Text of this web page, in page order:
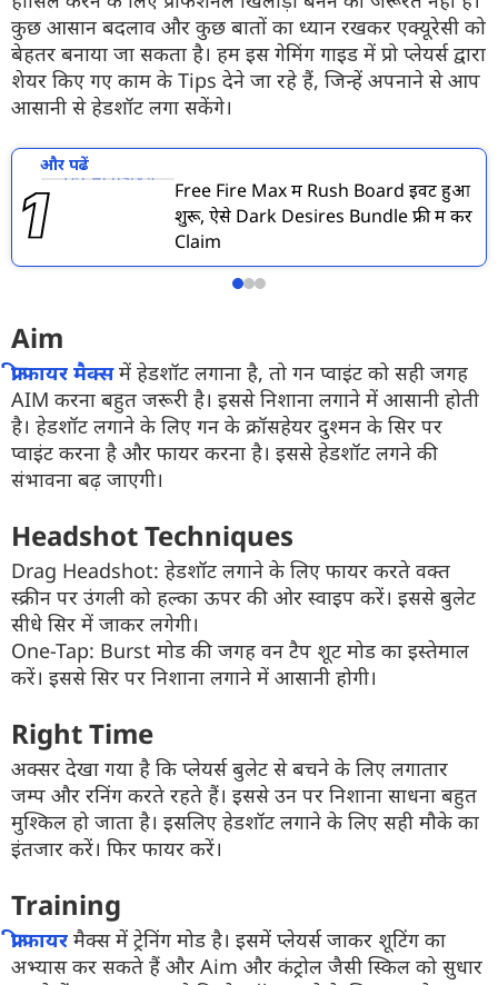
कुछ आसान बदलाव और कुछ बातों का ध्यान रखकर एक्यूरेसी को
बेहतर बनाया जा सकता है। हम इस गेमिंग गाइड में प्रो प्लेयर्स द्वारा
शेयर किए गए काम के Tips देने जा रहे हैं, जिन्हें अपनाने से आप
आसानी से हेडशॉट लगा सकेंगे।
और पढें
Free Fire Max में Rush Board इवेंट हुआ
शुरू, ऐसे Dark Desires Bundle फ्री में करें
Claim
Aim
फ्री फायर मैक्समें हेडशॉट लगाना है, तो गन प्वाइंट को सही जगह
AIM करना बहुत जरूरी है। इससे निशाना लगाने में आसानी होती
है। हेडशॉट लगाने के लिए गन के क्रॉसहेयर दुश्मन के सिर पर
प्वाइंट करना है और फायर करना है। इससे हेडशॉट लगने की
संभावना बढ़ जाएगी।
Headshot Techniques
Drag Headshot: हेडशॉट लगाने के लिए फायर करते वक्त
स्क्रीन पर उंगली को हल्का ऊपर की ओर स्वाइप करें। इससे बुलेट
सीधे सिर में जाकर लगेगी।
One-Tap: Burst मोड की जगह वन टैप शूट मोड का इस्तेमाल
करें। इससे सिर पर निशाना लगाने में आसानी होगी।
Right Time
अक्सर देखा गया है कि प्लेयर्स बुलेट से बचने के लिए लगातार
जम्प और रनिंग करते रहते हैं। इससे उन पर निशाना साधना बहुत
मुश्किल हो जाता है। इसलिए हेडशॉट लगाने के लिए सही मौके का
इंतजार करें। फिर फायर करें।
Training
फ्री फायर मैक्स में ट्रेनिंग मोड है। इसमें प्लेयर्स जाकर शूटिंग का
अभ्यास कर सकते हैं और Aim और कंट्रोल जैसी स्किल को सुधार